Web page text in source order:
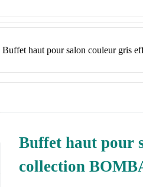
Buffet haut pour salon couleur gris
Buffet haut pour
collection